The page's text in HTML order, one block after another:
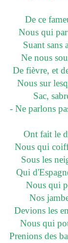
De ce
Nous qui par
Suant sans
Ne nous
De fièvre, et
Nous sur
Sac,
- Ne parlons
Ont fait le
Nous qui
Sous les
Qui
Nous qui
Nos
Devions les
Nous qui
Prenions des